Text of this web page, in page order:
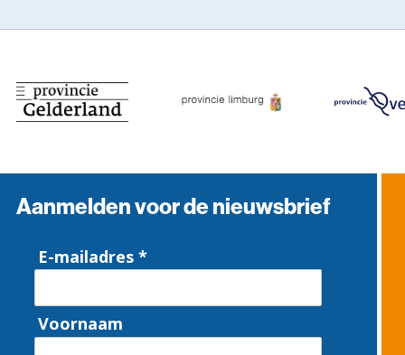
Aanmelden voor de nieuwsbrief
E-mailadres *
Voornaam